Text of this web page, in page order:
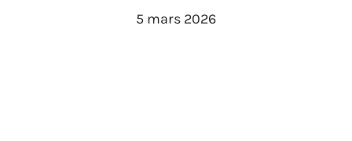
5 mars 2026